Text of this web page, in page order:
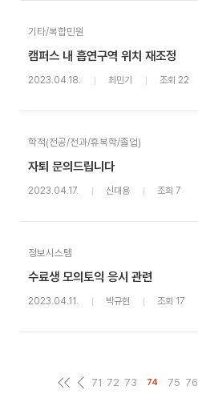
기타/복합민원
캠퍼스 내 흡연구역 위치 재조정
2023.04.18. 최민기 조회 22
학적(전공/전과/휴복학/졸업)
자퇴 문의드립니다
2023.04.17. 신대용 조회 7
정보시스템
수료생 모의토익 응시 관련
2023.04.11. 박규현 조회 17
71 72 73 74 75 76